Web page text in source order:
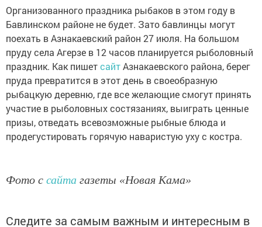
Организованного праздника рыбаков в этом году в
Бавлинском районе не будет. Зато бавлинцы могут
поехать в Азнакаевский район 27 июля. На большом
пруду села Агерзе в 12 часов планируется рыболовный
праздник. Как пишетсайтАзнакаевского района, берег
пруда превратится в этот день в своеобразную
рыбацкую деревню, где все желающие смогут принять
участие в рыболовных состязаниях, выиграть ценные
призы, отведать всевозможные рыбные блюда и
продегустировать горячую наваристую уху с костра.
Фото с сайта газеты «Новая Кама»
Следите за самым важным и интересным в